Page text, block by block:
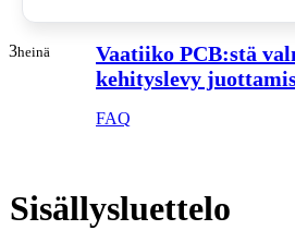
3heinä
Vaatiiko PCB:stä
kehityslevy
FAQ
Sisällysluettelo